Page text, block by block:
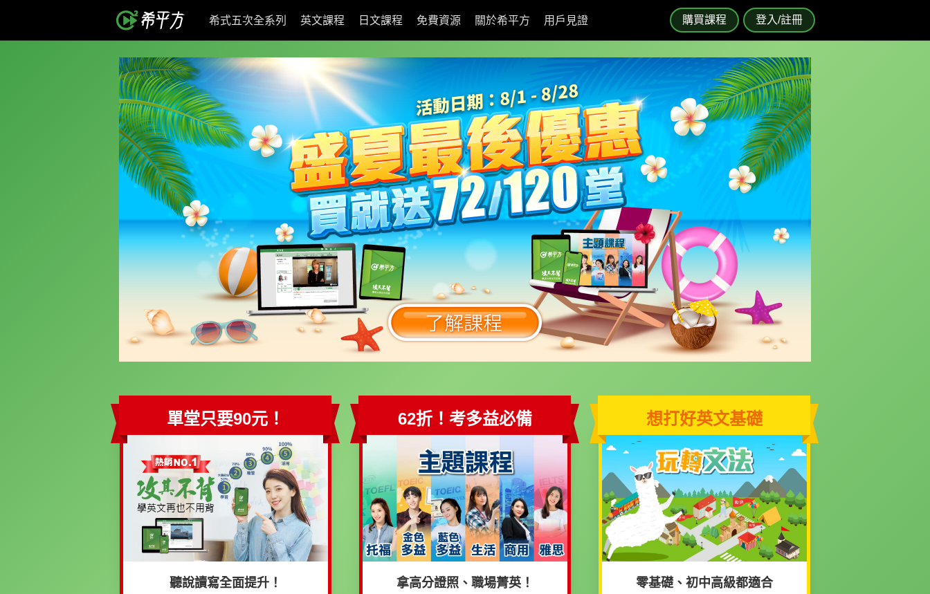
購買課程 登入/註冊
希式五次全系列 英文課程 日文課程 免費資源 關於希平方 用戶見證
COUPON
即將到期
購買【 】輸入下方專屬優惠序號即享優惠！
此優惠券剩 15 天可以使用。前往優惠序號
單堂只要90元！
聽說讀寫全面提升！
62折！考多益必備
拿高分證照、職場菁英！
想打好英文基礎
零基礎、初中高級都適合